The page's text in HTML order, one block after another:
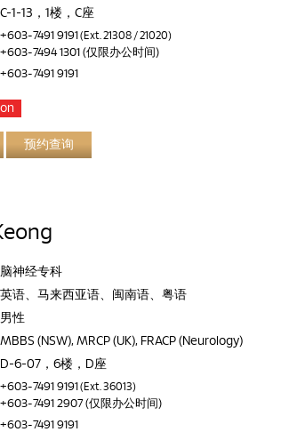
C-1-13，1楼，C座
+603-7491 9191 (Ext. 21308 / 21020)
+603-7494 1301 (仅限办公时间)
+603-7491 9191
预约查询
脑神经专科
英语、马来西亚语、闽南语、粤语
男性
MBBS (NSW), MRCP (UK), FRACP (Neurology)
D-6-07，6楼，D座
+603-7491 9191 (Ext. 36013)
+603-7491 2907(仅限办公时间)
+603-7491 9191